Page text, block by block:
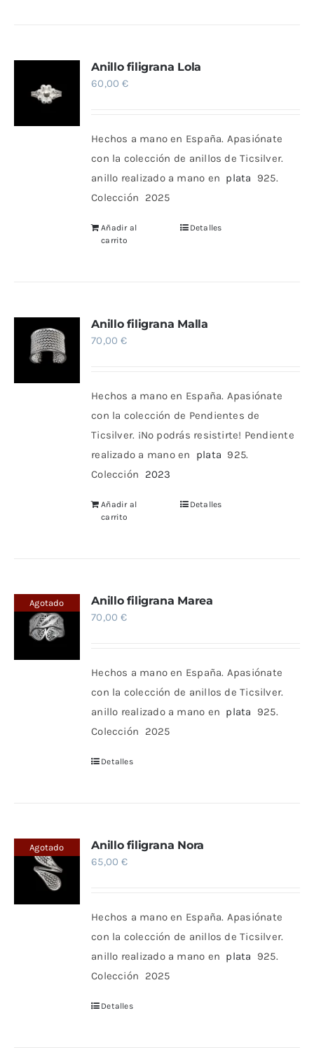
Anillo filigrana Lola
60,00€
Hechos a mano en España. Apasiónate
con la colección de anillos de Ticsilver.
anillo realizado a mano en plata 925.
Colección 2025
Añadir al
carrito
Detalles
Anillo filigrana Malla
70,00€
Hechos a mano en España. Apasiónate
con la colección de Pendientes de
Ticsilver. ¡No podrás resistirte! Pendiente
realizado a mano en plata 925.
Colección 2023
Añadir al
carrito
Detalles
Agotado Anillo filigrana Marea
70,00€
Hechos a mano en España. Apasiónate
con la colección de anillos de Ticsilver.
anillo realizado a mano en plata 925.
Colección 2025
Detalles
Agotado Anillo filigrana Nora
65,00€
Hechos a mano en España. Apasiónate
con la colección de anillos de Ticsilver.
anillo realizado a mano en plata 925.
Colección 2025
Detalles